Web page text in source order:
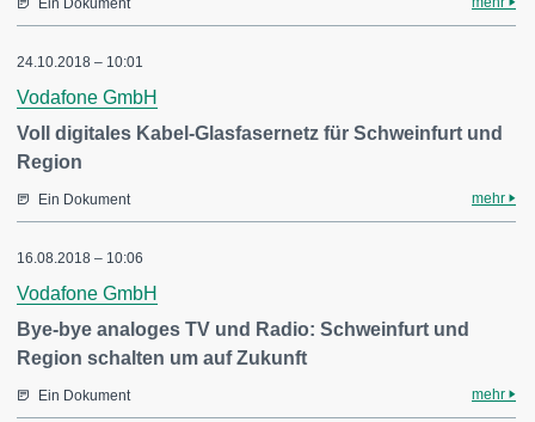
Ein Dokument
24.10.2018 – 10:01
Vodafone GmbH
Voll digitales Kabel-Glasfasernetz für Schweinfurt und
Region
Ein Dokument mehr
16.08.2018 – 10:06
Vodafone GmbH
Bye-bye analoges TV und Radio: Schweinfurt und
Region schalten um auf Zukunft
Ein Dokument mehr